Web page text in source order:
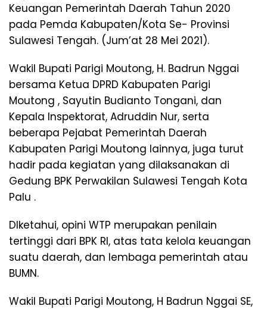
Keuangan Pemerintah Daerah Tahun 2020
pada Pemda Kabupaten/Kota Se- Provinsi
Sulawesi Tengah. (Jum’at 28 Mei 2021).
Wakil Bupati Parigi Moutong, H. Badrun Nggai
bersama Ketua DPRD Kabupaten Parigi
Moutong , Sayutin Budianto Tongani, dan
Kepala Inspektorat, Adruddin Nur, serta
beberapa Pejabat Pemerintah Daerah
Kabupaten Parigi Moutong lainnya, juga turut
hadir pada kegiatan yang dilaksanakan di
Gedung BPK Perwakilan Sulawesi Tengah Kota
Palu .
DIketahui, opini WTP merupakan penilain
tertinggi dari BPK RI, atas tata kelola keuangan
suatu daerah, dan lembaga pemerintah atau
BUMN.
Wakil Bupati Parigi Moutong, H Badrun Nggai SE,